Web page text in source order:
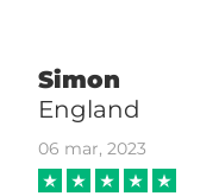
Simon
England
06 mar, 2023